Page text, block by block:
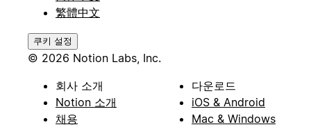
繁體中文
쿠키 설정
© 2026 Notion Labs, Inc.
회사 소개
Notion 소개
채용
다운로드
iOS & Android
Mac & Windows